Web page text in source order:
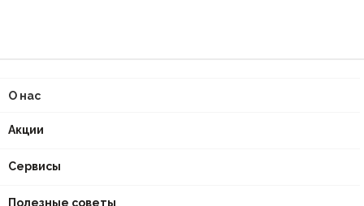
О нас
Акции
Сервисы
Полезные советы